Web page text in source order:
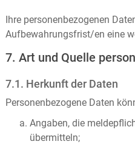
Ihre personenbezogenen
Aufbewahrungsfrist/en eine
7. Art und Quelle
7.1. Herkunft der Daten
Personenbezogene Daten
Angaben, die
übermitteln;